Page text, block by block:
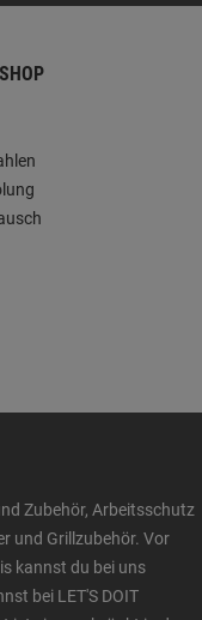
Zubehör, Arbeitsschutz
und Grillzubehör. Vor
kannst du bei uns
bei LET'S DOIT